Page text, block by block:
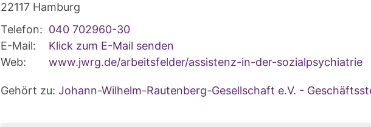
22117 Hamburg
Telefon: 040 702960-30
E-Mail:
Klick zum E-Mail senden
Web:
www.jwrg.de/arbeitsfelder/assistenz-in-der-sozialpsychiatrie
Gehört zu: Johann-Wilhelm-Rautenberg-Gesellschaft e.V. -